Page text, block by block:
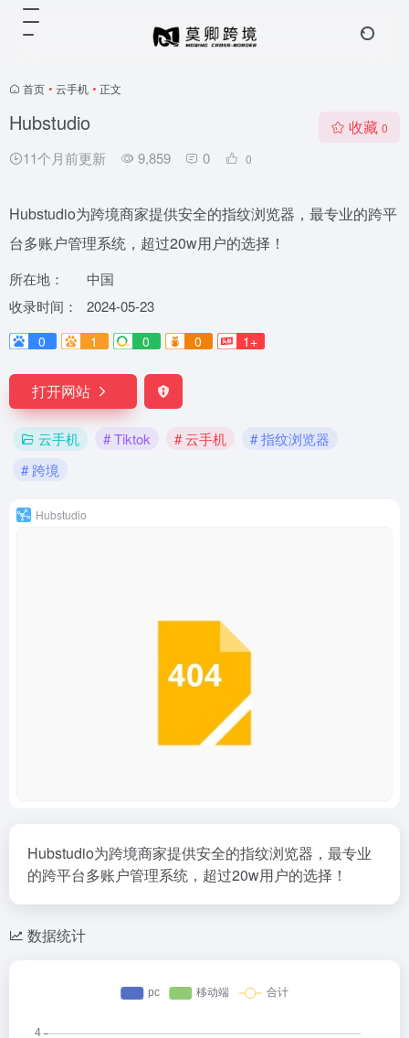
首页 • 云手机 • 正文
Hubstudio
11个月前更新 9,859 0 0
收藏 0
Hubstudio为跨境商家提供安全的指纹浏览器，最专业的跨平
台多账户管理系统，超过20w用户的选择！
所在地：
中国
收录时间：
2024-05-23
0 1 0 0 1+
打开网站
云手机 # Tiktok # 云手机
# 指纹浏览器
# 跨境
Hubstudio
Hubstudio为跨境商家提供安全的指纹浏览器，最专业
的跨平台多账户管理系统，超过20w用户的选择！
数据统计